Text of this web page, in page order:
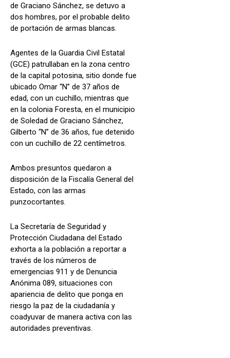
de Graciano Sánchez, se detuvo a
dos hombres, por el probable delito
de portación de armas blancas.
Agentes de la Guardia Civil Estatal
(GCE) patrullaban en la zona centro
de la capital potosina, sitio donde fue
ubicado Omar “N” de 37 años de
edad, con un cuchillo, mientras que
en la colonia Foresta, en el municipio
de Soledad de Graciano Sánchez,
Gilberto “N” de 36 años, fue detenido
con un cuchillo de 22 centímetros.
Ambos presuntos quedaron a
disposición de la Fiscalía General del
Estado, con las armas
punzocortantes.
La Secretaría de Seguridad y
Protección Ciudadana del Estado
exhorta a la población a reportar a
través de los números de
emergencias 911 y de Denuncia
Anónima 089, situaciones con
apariencia de delito que ponga en
riesgo la paz de la ciudadanía y
coadyuvar de manera activa con las
autoridades preventivas.